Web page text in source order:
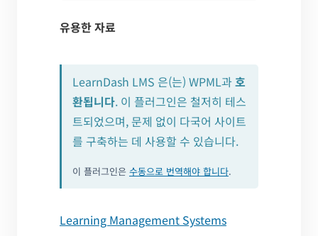
유용한 자료
LearnDash LMS 은(는) WPML과호
환됩니다. 이 플러그인은 철저히 테스
트되었으며, 문제 없이 다국어 사이트
를 구축하는 데 사용할 수 있습니다.
이 플러그인은 수동으로 번역해야 합니다.
Learning Management Systems